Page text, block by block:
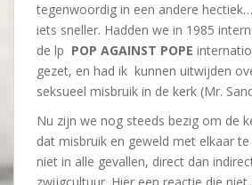
tegenwoordig in een andere
iets sneller. Hadden we in 1985
de lp POP AGAINST POPE
gezet, en had ik kunnen uitwijden
seksueel misbruik in de kerk (Mr.
Nu zijn we nog steeds bezig om de
dat misbruik en geweld met elkaar
niet in alle gevallen, direct dan